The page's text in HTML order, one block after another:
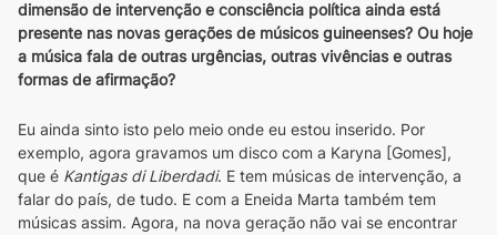
dimensão de intervenção e consciência política ainda está
presente nas novas gerações de músicos guineenses? Ou hoje
a música fala de outras urgências, outras vivências e outras
formas de afirmação?
Eu ainda sinto isto pelo meio onde eu estou inserido. Por
exemplo, agora gravamos um disco com a Karyna [Gomes],
que é Kantigas di Liberdadi. E tem músicas de intervenção, a
falar do país, de tudo. E com a Eneida Marta também tem
músicas assim. Agora, na nova geração não vai se encontrar